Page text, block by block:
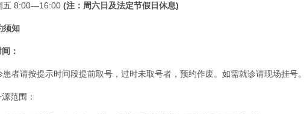
8:00—16:00(注：周六日及法定节假日休息)
知
：
请按提示时间段提前取号，过时未取号者，预约作废。如需就诊请现场挂号。
范围：